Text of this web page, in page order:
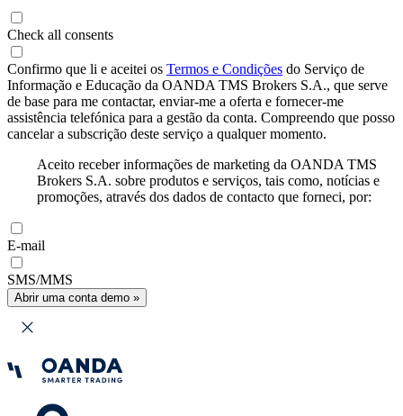
Check all consents
Confirmo que li e aceitei os Termos e Condições do Serviço de
Informação e Educação da OANDA TMS Brokers S.A., que serve
de base para me contactar, enviar-me a oferta e fornecer-me
assistência telefónica para a gestão da conta. Compreendo que posso
cancelar a subscrição deste serviço a qualquer momento.
Aceito receber informações de marketing da OANDA TMS
Brokers S.A. sobre produtos e serviços, tais como, notícias e
promoções, através dos dados de contacto que forneci, por:
E-mail
SMS/MMS
Abrir uma conta demo »